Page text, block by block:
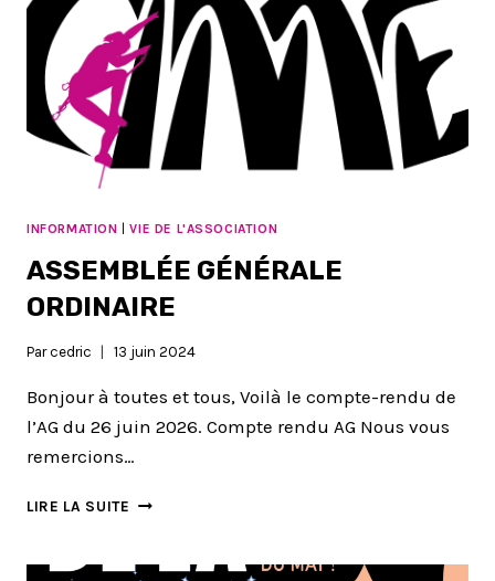
INFORMATION |VIE DE L'ASSOCIATION
ASSEMBLÉE GÉNÉRALE
ORDINAIRE
Par cedric 13 juin 2024
Bonjour à toutes et tous, Voilà le compte-rendu de
l’AG du 26 juin 2026. Compte rendu AG Nous vous
remercions…
LIRE LA SUITE ASSEMBLÉE